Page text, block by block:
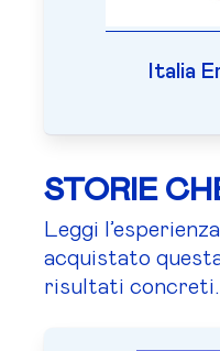
Italia
STORIE
Leggi
acquistato
risultati concreti.